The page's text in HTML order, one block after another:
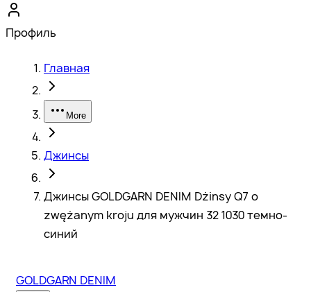
Профиль
Главная
More
Джинсы
Джинсы GOLDGARN DENIM Dżinsy Q7 o
zwężanym kroju для мужчин 32 1030 темно-
синий
GOLDGARN DENIM